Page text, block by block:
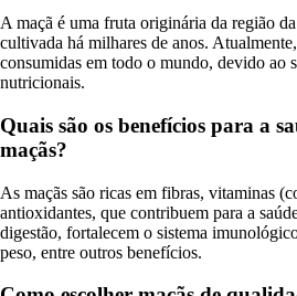
A maçã é uma fruta originária da região
cultivada há milhares de anos.
consumidas em todo o mundo, devido ao
nutricionais.
Quais são os benefícios para a
maçãs?
As maçãs são ricas em fibras, vitaminas
antioxidantes, que contribuem para a
digestão, fortalecem o sistema
peso, entre outros benefícios.